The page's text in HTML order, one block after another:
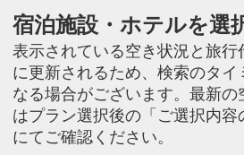
宿泊施設・ホテルを選
表示されている空き状況と旅行
に更新されるため、検索のタイ
なる場合がございます。最新の
はプラン選択後の「ご選択内
にてご確認ください。